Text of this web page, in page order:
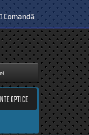
Comandă
OPTICE